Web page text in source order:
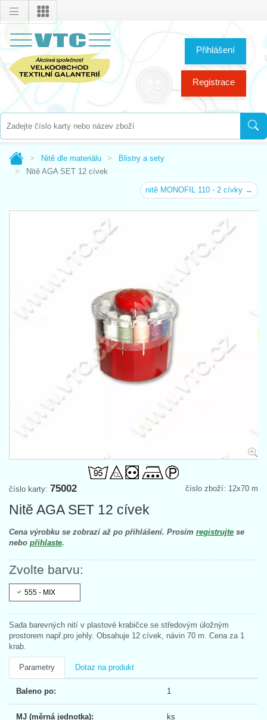
Přihlášení
Registrace
Nitě dle materiálu
Blistry a sety
Nitě AGA SET 12 cívek
nitě MONOFIL 110 - 2 cívky →
číslo zboží: 12x70 m
číslo karty: 75002
Nitě AGA SET 12 cívek
Cena výrobku se zobrazí až po přihlášení. Prosím registrujte se
nebo přihlaste.
Zvolte barvu:
555 - MIX
Sada barevných nití v plastové krabičce se středovým úložným
prostorem např.pro jehly. Obsahuje 12 cívek, návin 70 m. Cena za 1
krab.
Parametry Dotaz na produkt
Baleno po: 1
MJ (měrná jednotka): ks